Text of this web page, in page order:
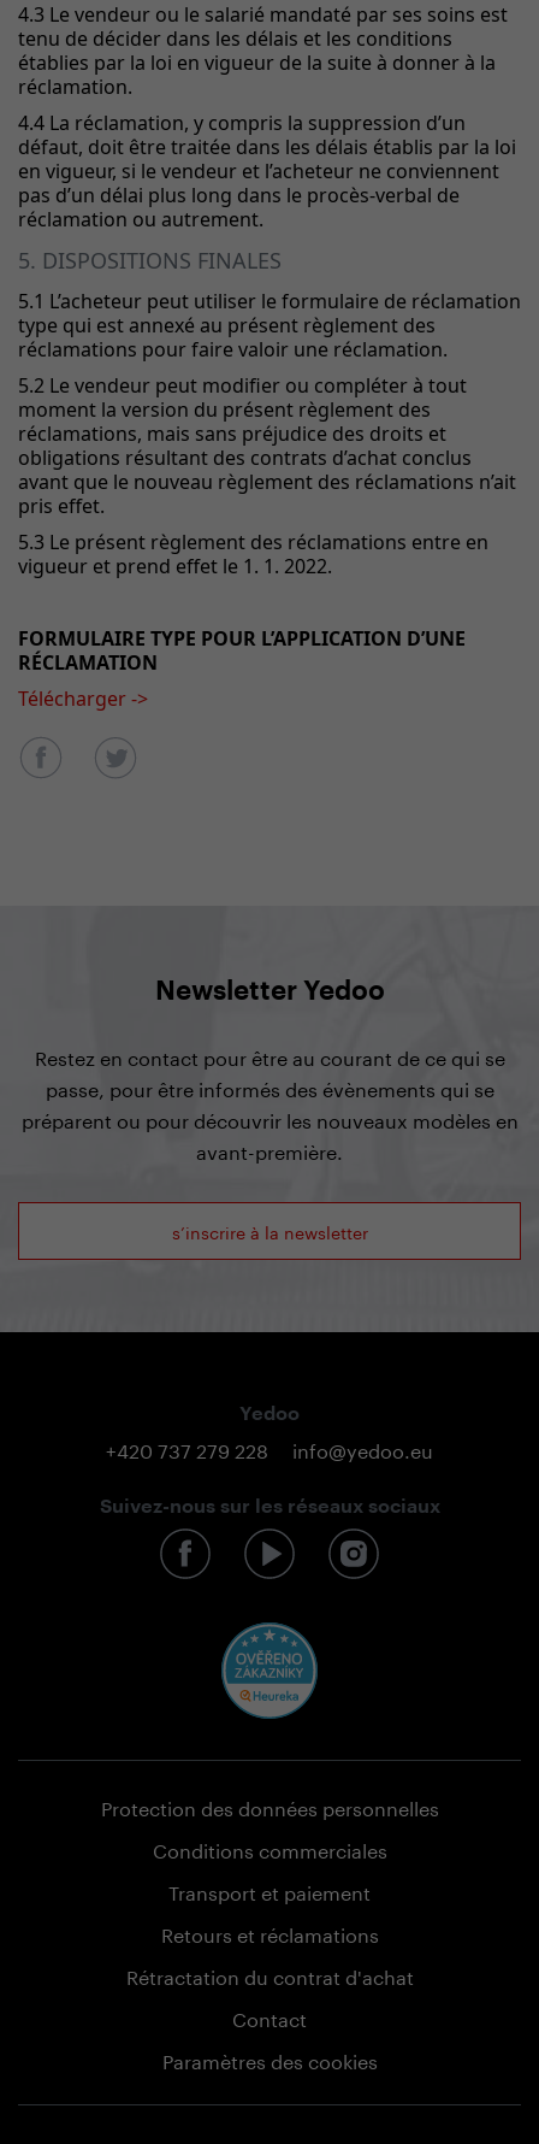
4.3 Le vendeur ou le salarié mandaté par ses soins est
tenu de décider dans les délais et les conditions
établies par la loi en vigueur de la suite à donner à la
réclamation.
4.4 La réclamation, y compris la suppression d’un
défaut, doit être traitée dans les délais établis par la loi
en vigueur, si le vendeur et l’acheteur ne conviennent
pas d’un délai plus long dans le procès-verbal de
réclamation ou autrement.
5. DISPOSITIONS FINALES
5.1 L’acheteur peut utiliser le formulaire de réclamation
type qui est annexé au présent règlement des
réclamations pour faire valoir une réclamation.
5.2 Le vendeur peut modifier ou compléter à tout
moment la version du présent règlement des
réclamations, mais sans préjudice des droits et
obligations résultant des contrats d’achat conclus
avant que le nouveau règlement des réclamations n’ait
pris effet.
5.3 Le présent règlement des réclamations entre en
vigueur et prend effet le 1. 1. 2022.
FORMULAIRE TYPE POUR L’APPLICATION D’UNE
RÉCLAMATION
Télécharger ->
Newsletter Yedoo
Restez en contact pour être au courant de ce qui se
passe, pour être informés des évènements qui se
préparent ou pour découvrir les nouveaux modèles en
avant-première.
s’inscrire à la newsletter
Yedoo
+420 737 279 228 info@yedoo.eu
Suivez-nous sur les réseaux sociaux
Protection des données personnelles
Conditions commerciales
Transport et paiement
Retours et réclamations
Rétractation du contrat d'achat
Contact
Paramètres des cookies